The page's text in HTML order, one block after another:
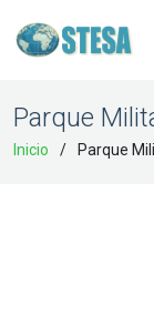
Parque
Inicio Parque